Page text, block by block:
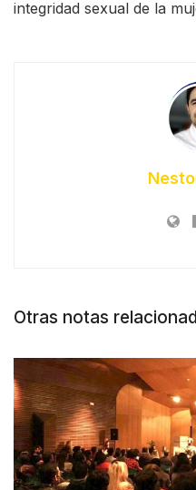
integridad sexual de la
Otras notas